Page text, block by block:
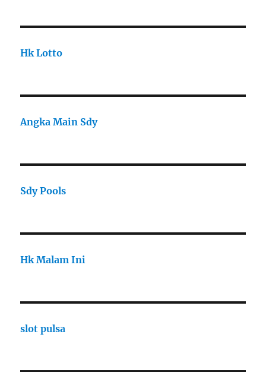
Hk Lotto
Angka Main Sdy
Sdy Pools
Hk Malam Ini
slot pulsa